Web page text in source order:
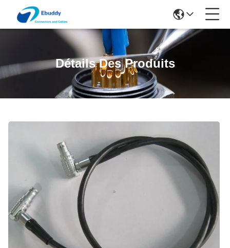
Détails Des Produits